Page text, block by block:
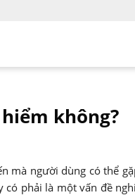
không?
mà người dùng có thể
phải là một vấn đề